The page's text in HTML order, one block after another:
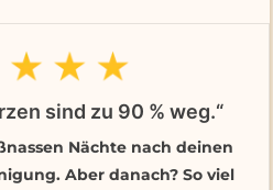
sind zu 90 % weg.“
Nächte nach deinen
Aber danach? So viel